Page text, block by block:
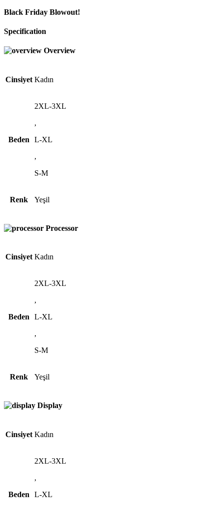
Black Friday Blowout!
Specification
Overview
Cinsiyet Kadın
Beden
2XL-3XL
,
L-XL
,
S-M
Renk Yeşil
Processor
Cinsiyet Kadın
Beden
2XL-3XL
,
L-XL
,
S-M
Renk Yeşil
Display
Cinsiyet Kadın
Beden
2XL-3XL
,
L-XL